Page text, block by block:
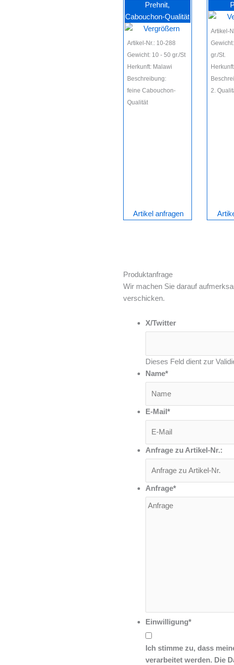
Prehnit,
Cabouchon-Qualität
Artikel-Nr.: 10-288
Gewicht: 10 - 50 gr./St
Herkunft: Malawi
Beschreibung:
feine Cabouchon-
Qualität
Artikel anfragen
Artikel-
gr./St.
2.
Produktanfrage
Wir machen Sie darauf
verschicken.
X/Twitter
Dieses Feld dient zur
Name*
E-Mail*
Anfrage zu Artikel-Nr.:
Anfrage*
Einwilligung*
Ich stimme zu, dass
verarbeitet werden. Die